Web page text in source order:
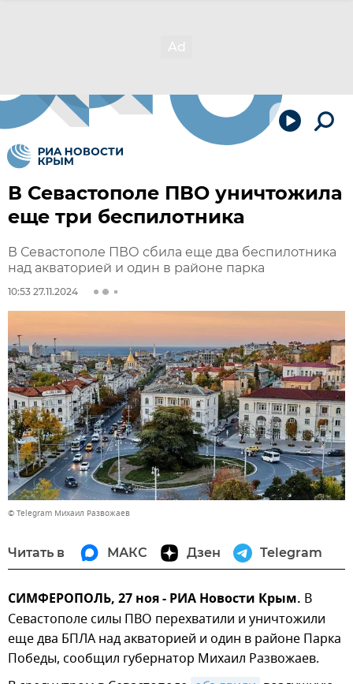
В Севастополе ПВО уничтожила
еще три беспилотника
В Севастополе ПВО сбила еще два беспилотника
над акваторией и один в районе парка
10:53 27.11.2024
© Telegram Михаил Развожаев
Читать в МАКС Дзен Telegram
СИМФЕРОПОЛЬ, 27 ноя - РИА Новости Крым. В
Севастополе силы ПВО перехватили и уничтожили
еще два БПЛА над акваторией и один в районе Парка
Победы, сообщил губернатор Михаил Развожаев.